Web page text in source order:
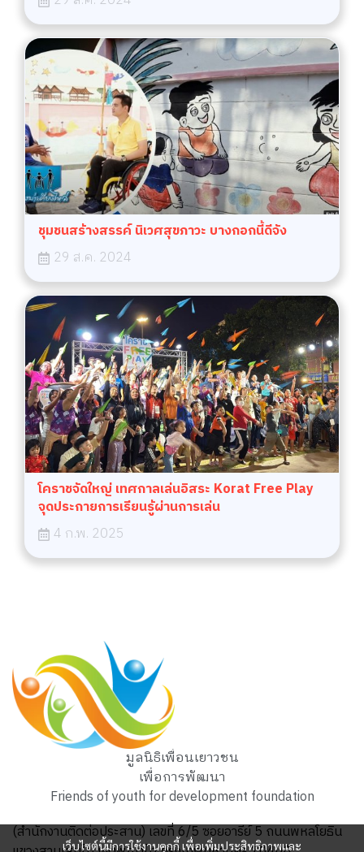
ชุมชนสร้างสรรค์ นิเวศสุขภาวะ บางกอกนี้ดีจัง
29 ส.ค. 2024
โคราชจัดใหญ่ เทศกาลเล่นอิสระ Korat Free Play
จุดประกายการเรียนรู้ผ่านการเล่น
4 ก.พ. 2025
เว็บไซต์นี้มีการใช้งานคุกกี้ เพื่อเพิ่มประสิทธิภาพและ
มูลนิธิเพื่อนเยาวชน
เพื่อการพัฒนา
Friends of youth for development foundation
(สำนักงานติดต่อประสาน) เลขที่ 6/5 ซอยอารีย์ 5 ถนนพหลโยธิน